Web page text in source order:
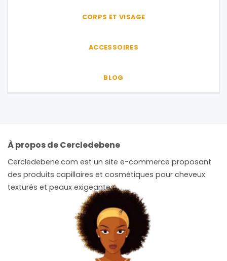
CORPS ET VISAGE
ACCESSOIRES
BLOG
À propos de Cercledebene
Cercledebene.com est un site e-commerce proposant
des produits capillaires et cosmétiques pour cheveux
texturés et peaux exigeantes.